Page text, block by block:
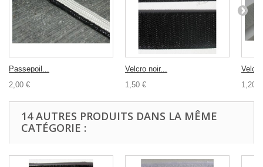
Passepoil...
2,00 €
Velcro noir...
1,50 €
1,20 €
14 AUTRES PRODUITS DANS LA MÊME
CATÉGORIE :